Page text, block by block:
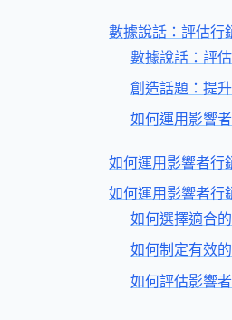
數據說話：評估行
數據說話：評
創造話題：提
如何運用影響
如何運用影響者行
如何運用影響者行
如何選擇適合
如何制定有效
如何評估影響